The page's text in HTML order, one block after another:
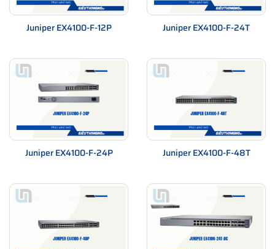
Juniper EX4100-F-12P Juniper EX4100-F-24T
Juniper EX4100-F-24P Juniper EX4100-F-48T